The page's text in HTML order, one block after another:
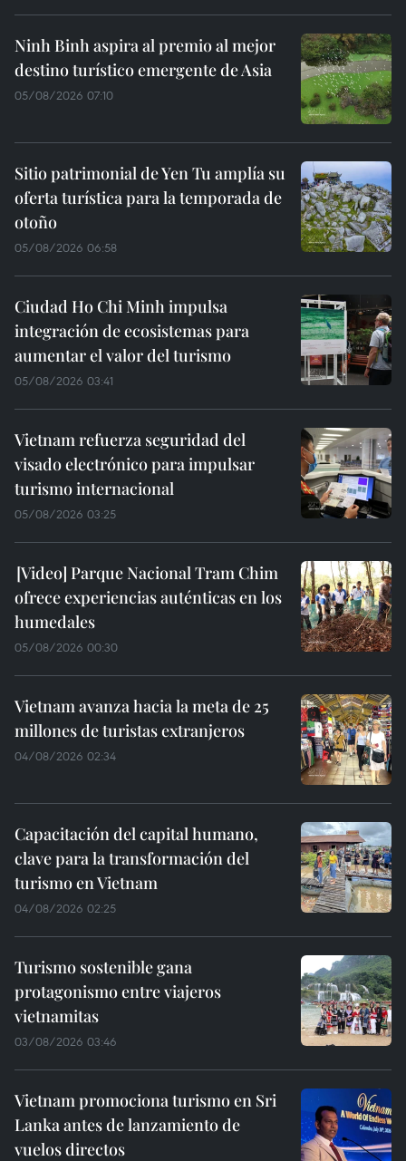
Ninh Binh aspira al premio al mejor
destino turístico emergente de Asia
05/08/2026 07:10
Sitio patrimonial de Yen Tu amplía su
oferta turística para la temporada de
otoño
05/08/2026 06:58
Ciudad Ho Chi Minh impulsa
integración de ecosistemas para
aumentar el valor del turismo
05/08/2026 03:41
Vietnam refuerza seguridad del
visado electrónico para impulsar
turismo internacional
05/08/2026 03:25
Parque Nacional Tram Chim
ofrece experiencias auténticas en los
humedales
05/08/2026 00:30
Vietnam avanza hacia la meta de 25
millones de turistas extranjeros
04/08/2026 02:34
Capacitación del capital humano,
clave para la transformación del
turismo en Vietnam
04/08/2026 02:25
Turismo sostenible gana
protagonismo entre viajeros
vietnamitas
03/08/2026 03:46
Vietnam promociona turismo en Sri
Lanka antes de lanzamiento de
vuelos directos